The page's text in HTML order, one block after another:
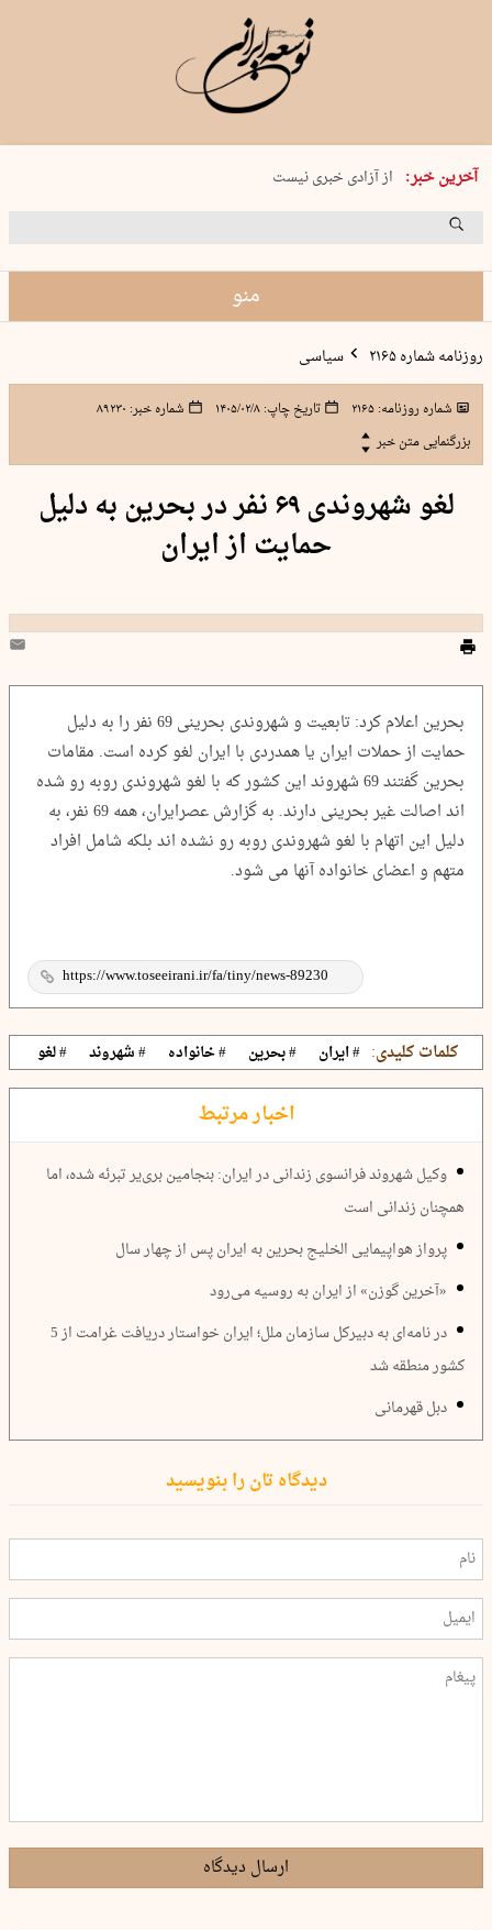
آخرین خبر:
یکشنبه 18 مرداد 1405 شماره 2245
از آزادی خبری نیست
۸۸۸ نفر سال گذشته بر اثر غرق‌شدگی جان …
منو
روزنامه شماره ۲۱۶۵ سیاسی
شماره روزنامه:۲۱۶۵ تاریخ چاپ:۱۴۰۵/۰۲/۸ شماره خبر: ۸۹۲۳۰
بزرگنمایی متن خبر
لغو شهروندی ۶۹ نفر در بحرین به دلیل
حمایت از ایران
بحرین اعلام کرد: تابعیت و شهروندی بحرینی 69 نفر را به دلیل
حمایت از حملات ایران یا همدردی با ایران لغو کرده است. مقامات
بحرین گفتند 69 شهروند این کشور که با لغو شهروندی روبه رو شده
اند اصالت غیر بحرینی دارند. به گزارش عصرایران، همه 69 نفر، به
دلیل این اتهام با لغو شهروندی روبه رو نشده اند بلکه شامل افراد
متهم و اعضای خانواده آنها می شود.
کلمات کلیدی: # ایران # بحرین # خانواده # شهروند # لغو
اخبار مرتبط
وکیل شهروند فرانسوی زندانی در ایران: بنجامین بری‌یر تبرئه شده، اما
همچنان زندانی است
پرواز هواپیمایی الخلیج بحرین به ایران پس از چهار سال
«آخرین گوزن» از ایران به روسیه می‌رود
در نامه‌ای به دبیرکل سازمان ملل؛ ایران خواستار دریافت غرامت از 5
کشور منطقه شد
دبل قهرمانی
دیدگاه تان را بنویسید
ارسال دیدگاه